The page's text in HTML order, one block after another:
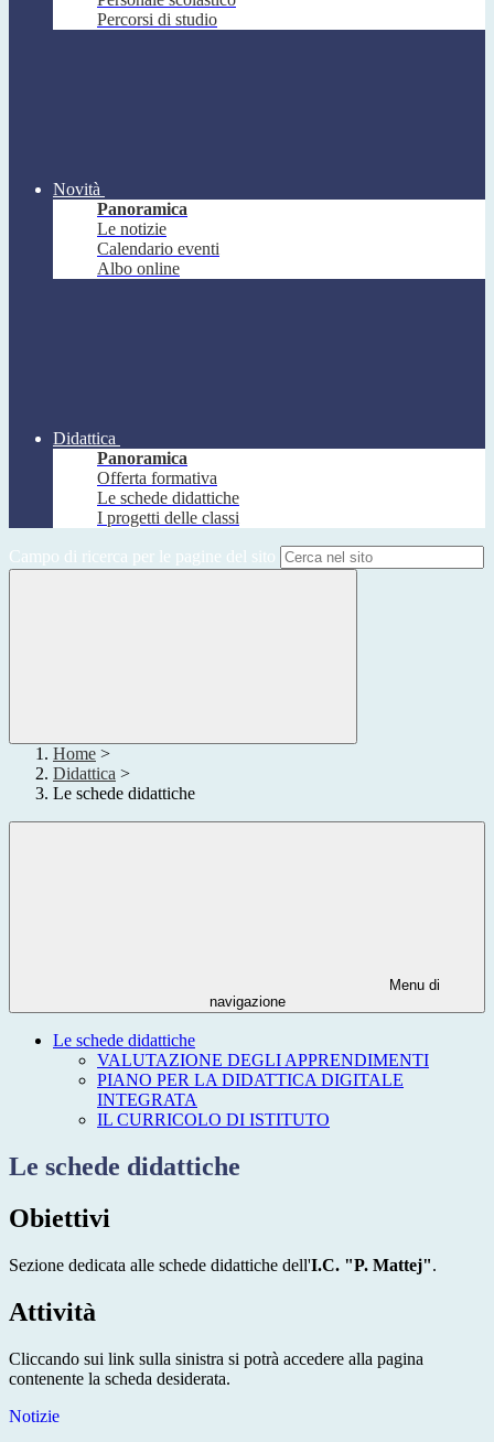
Percorsi di studio
Novità
Panoramica
Le notizie
Calendario eventi
Albo online
Didattica
Panoramica
Offerta formativa
Le schede didattiche
I progetti delle classi
Campo di ricerca per le pagine del sito
Home >
Didattica >
Le schede didattiche
Menu di
navigazione
Le schede didattiche
VALUTAZIONE DEGLI APPRENDIMENTI
PIANO PER LA DIDATTICA DIGITALE
INTEGRATA
IL CURRICOLO DI ISTITUTO
Le schede didattiche
Obiettivi
Sezione dedicata alle schede didattiche dell'I.C. "P. Mattej".
Attività
Cliccando sui link sulla sinistra si potrà accedere alla pagina
contenente la scheda desiderata.
Notizie